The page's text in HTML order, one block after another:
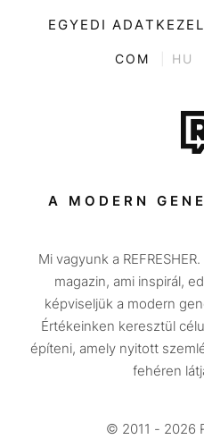
Tech-
EGYEDI
COM HU
A MODERN
Mi vagyunk a
magazin, ami inspirál,
képviseljük a modern
Értékeinken keresztül
építeni, amely nyitott
fehéren
© 2011 - 2026